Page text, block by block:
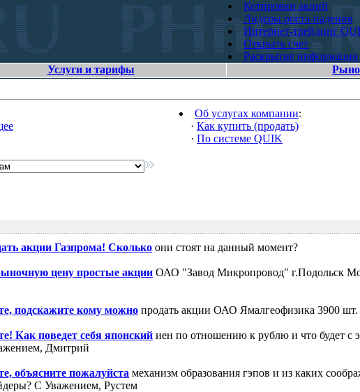
Котировки акций
Лидеры роста-падения
Интернет-трейдинг
Открыть счет
Раскрытие информации
Услуги и тарифы
Об услугах компании:
· Как купить (продать)
· По системе QUIK
акции Газпрома! Сколько они стоят на данный момент?
цену простые акции ОАО "Завод Микропровод" г.Подольск
подскажите кому можно продать акции ОАО Ямалгеофизика 3900 шт.
Как поведет себя японский иен по отношению к рублю и что будет с
Дмитрий
объясните пожалуйста механизм образования гэпов и из каких
С Уважением, Рустем